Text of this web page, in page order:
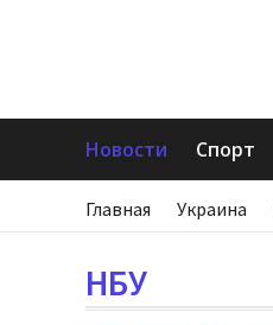
Новости Спорт
Главная Украина
НБУ